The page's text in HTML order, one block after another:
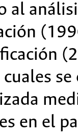
al
se
en el